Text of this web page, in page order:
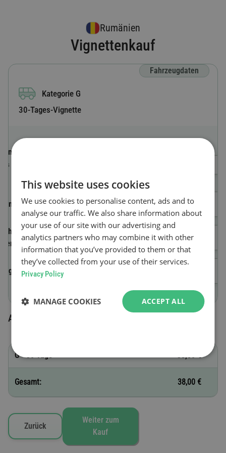
Rumänien
Vignettenkauf
Fahrzeugdaten
Kategorie G
30-Tages-Vignette
Länderkürzel
Das Land, in dem das Fahrzeug registriert
Kennzeichen
Fahrzeug-
Identifizierungsnummer (FIN)
Beginn der Gültigkeit
Ausgewählte Vignetten
G - 30 Tage 38,00 €
Gesamt: 38,00 €
Zurück
Weiter zum
Kauf
This website uses cookies
We use cookies to personalise content, ads and to
analyse our traffic. We also share information about
your use of our site with our advertising and
analytics partners who may combine it with other
information that you’ve provided to them or that
they’ve collected from your use of their services.
Privacy Policy
ACCEPT ALL
MANAGE COOKIES